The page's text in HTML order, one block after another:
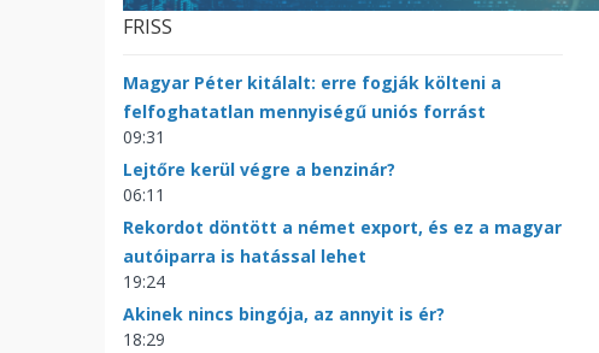
FRISS
Magyar Péter kitálalt: erre fogják költeni a
felfoghatatlan mennyiségű uniós forrást
09:31
Lejtőre kerül végre a benzinár?
06:11
Rekordot döntött a német export, és ez a magyar
autóiparra is hatással lehet
19:24
Akinek nincs bingója, az annyit is ér?
18:29